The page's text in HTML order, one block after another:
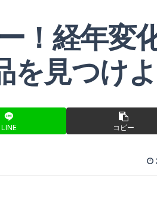
！経年変
を見つけ
LINE コピー